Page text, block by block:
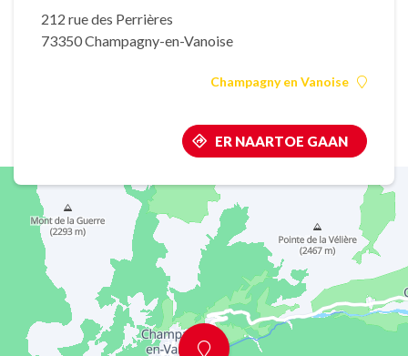
212 rue des Perrières
73350 Champagny-en-Vanoise
Champagny en Vanoise
ER NAARTOE GAAN